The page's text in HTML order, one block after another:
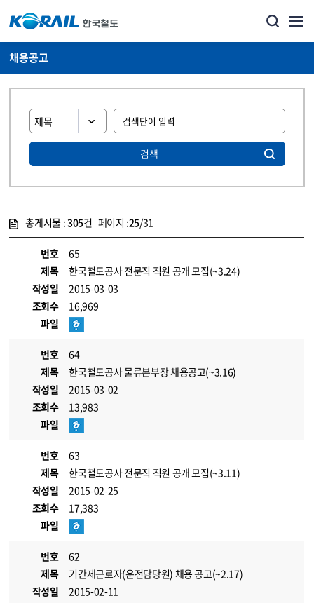
채용공고
검색
총게시물 :305건 페이지 :25/31
번호
65
제목
한국철도공사 전문직 직원 공개 모집(~3.24)
작성일
2015-03-03
조회수
16,969
파일
번호
64
제목
한국철도공사 물류본부장 채용공고(~3.16)
작성일
2015-03-02
조회수
13,983
파일
번호
63
제목
한국철도공사 전문직 직원 공개 모집(~3.11)
작성일
2015-02-25
조회수
17,383
파일
번호
62
제목
기간제근로자(운전담당원) 채용 공고(~2.17)
작성일
2015-02-11